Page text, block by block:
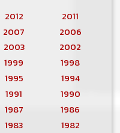
2012
2011
2007
2006
2003
2002
1999
1998
1995
1994
1991
1990
1987
1986
1983
1982